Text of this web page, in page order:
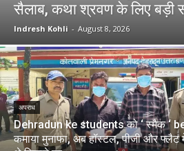
सैलाब, कथा श्रवण के लिए बड़ी
Indresh Kohli - August 8, 2026
अपराध
Dehradun ke students को ‘ स्मैक ‘
कमाया मुनाफा, अब हॉस्टल, पीजी और फ्लैट